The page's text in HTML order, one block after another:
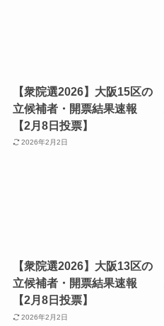
【衆院選2026】大阪15区の
立候補者・開票結果速報
【2月8日投票】
2026年2月2日
【衆院選2026】大阪13区の
立候補者・開票結果速報
【2月8日投票】
2026年2月2日